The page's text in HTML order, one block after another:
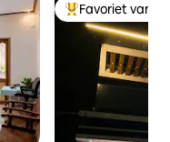
Topfavoriet van
Favoriet van